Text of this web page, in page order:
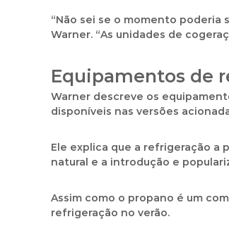
“Não sei se o momento poderia
Warner. “As unidades de
Equipamentos de
Warner descreve os
disponíveis nas versões
Ele explica que a refrigeração a
natural e a introdução e
Assim como o propano é um
refrigeração no verão.